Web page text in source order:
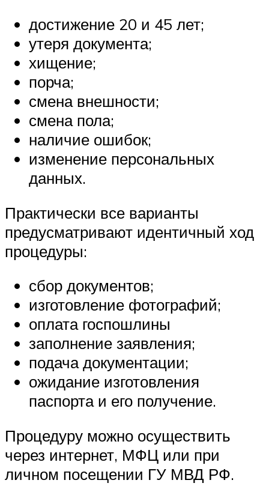
достижение 20 и 45 лет;
утеря документа;
хищение;
порча;
смена внешности;
смена пола;
наличие ошибок;
изменение персональных
данных.
Практически все варианты
предусматривают идентичный ход
процедуры:
сбор документов;
изготовление фотографий;
оплата госпошлины
заполнение заявления;
подача документации;
ожидание изготовления
паспорта и его получение.
Процедуру можно осуществить
через интернет, МФЦ или при
личном посещении ГУ МВД РФ.